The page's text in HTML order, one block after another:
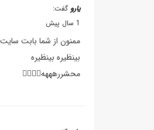
یارو گفت:
1 سال پیش
ممنون از شما بابت
بینظیره بینظیره
محشررهههه👍🏻👌🏻